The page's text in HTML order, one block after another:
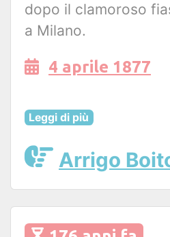
dopo il clamoroso
a Milano.
4 aprile 1877
Leggi di più
Arrigo